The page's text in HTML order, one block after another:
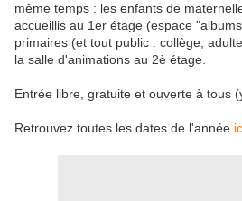
même temps : les enfants de
accueillis au 1er étage (espace
primaires (et tout public : collège,
la salle d'animations au 2è étage.
Entrée libre, gratuite et ouverte à tous
Retrouvez toutes les dates de l'année